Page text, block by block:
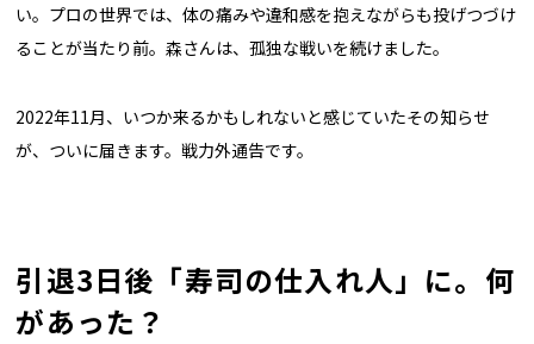
い。プロの世界では、体の痛みや違和感を抱えながらも投げつづけ
ることが当たり前。森さんは、孤独な戦いを続けました。
2022年11月、いつか来るかもしれないと感じていたその知らせ
が、ついに届きます。戦力外通告です。
引退3日後「寿司の仕入れ人」に。何
があった？